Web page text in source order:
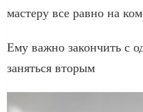
мастеру все равно на
Ему важно закончить с
заняться вторым